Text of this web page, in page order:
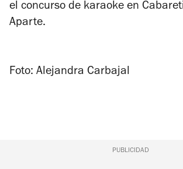
el concurso de karaoke en
Aparte.
Foto: Alejandra Carbajal
PUBLICIDAD